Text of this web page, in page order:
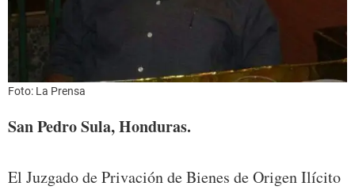
Foto: La Prensa
San Pedro Sula, Honduras.
El Juzgado de Privación de Bienes de Origen Ilícito